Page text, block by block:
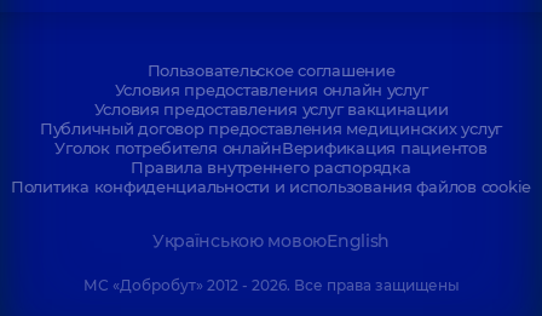
Пользовательское соглашение
Условия предоставления онлайн услуг
Условия предоставления услуг вакцинации
Публичный договор предоставления медицинских услуг
Уголок потребителя онлайнВерификация пациентов
Правила внутреннего распорядка
Политика конфиденциальности и использования файлов cookie
Українською мовоюEnglish
МС «Добробут» 2012 - 2026. Все права защищены